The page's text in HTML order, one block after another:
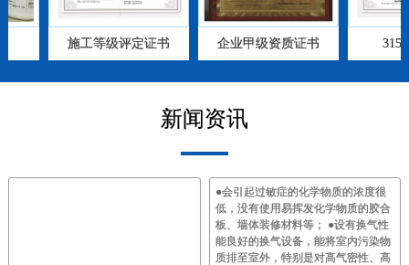
施工等级评定证书 企业甲级资质证书 315
新闻资讯
●会引起过敏症的化学物质的浓度很
低，没有使用易挥发化学物质的胶合
板、墙体装修材料等； ●设有换气性
能良好的换气设备，能将室内污染物
质排至室外，特别是对高气密性、高